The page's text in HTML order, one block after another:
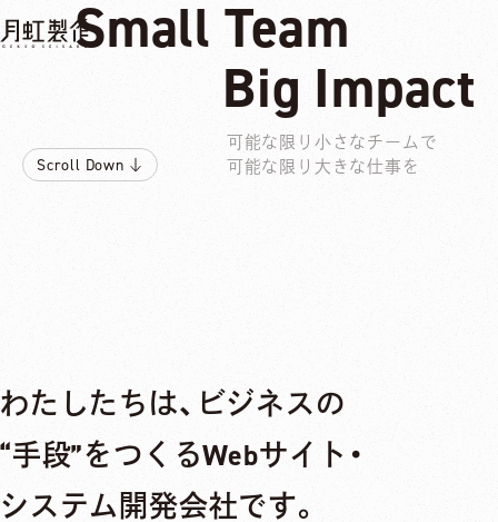
Small Team
Big Impact
可能な限り小さなチームで
可能な限り大きな仕事を
Scroll Down
わたしたちは、​ビジネスの​
“手段”を​つくる​Webサイト・
システム開発会社です。